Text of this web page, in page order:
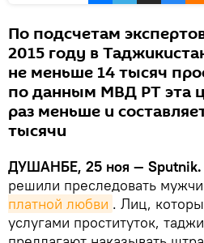
По подсчетам
2015 году в
не меньше 14 тысяч
по данным МВД РТ эта
раз меньше и
тысячи
ДУШАНБЕ, 25 ноя — Sputnik.
решили преследовать
платной любви . Лиц,
услугами проституток,